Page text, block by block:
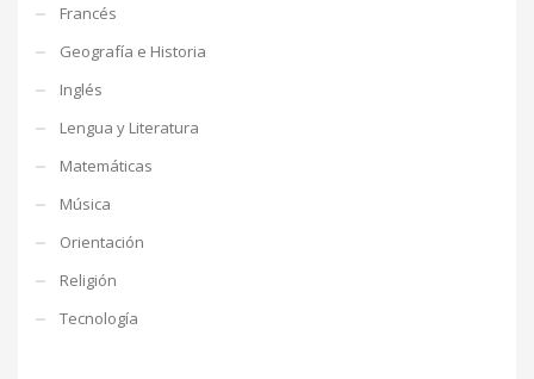
Francés
Geografía e Historia
Inglés
Lengua y Literatura
Matemáticas
Música
Orientación
Religión
Tecnología